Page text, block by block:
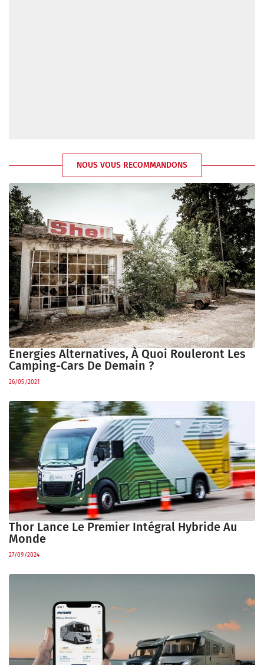
NOUS VOUS RECOMMANDONS
Energies Alternatives, À Quoi Rouleront Les
Camping-Cars De Demain ?
26/05/2021
Thor Lance Le Premier Intégral Hybride Au
Monde
27/09/2024